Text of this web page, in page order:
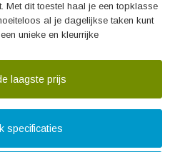
Met dit toestel haal je een topklasse
al je dagelijkse taken kunt
unieke en kleurrijke
laagste prijs
specificaties